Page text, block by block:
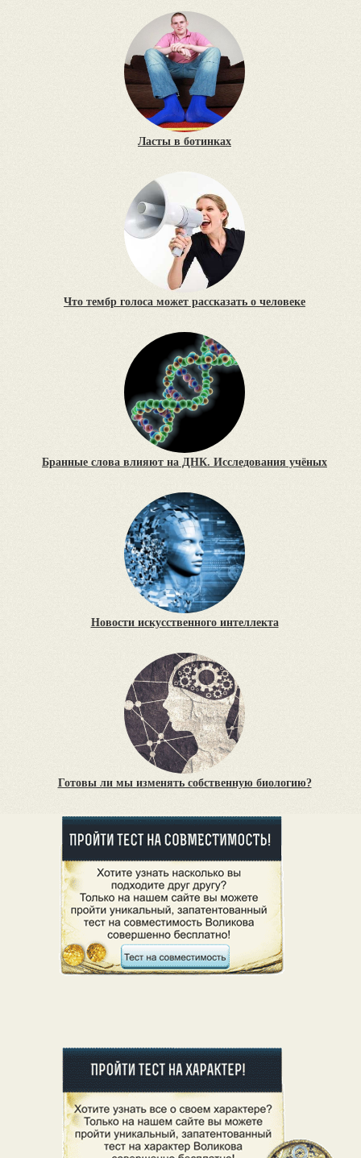
Ласты в ботинках
Что тембр голоса может рассказать о человеке
Бранные слова влияют на ДНК. Исследования учёных
Новости искусственного интеллекта
Готовы ли мы изменять собственную биологию?